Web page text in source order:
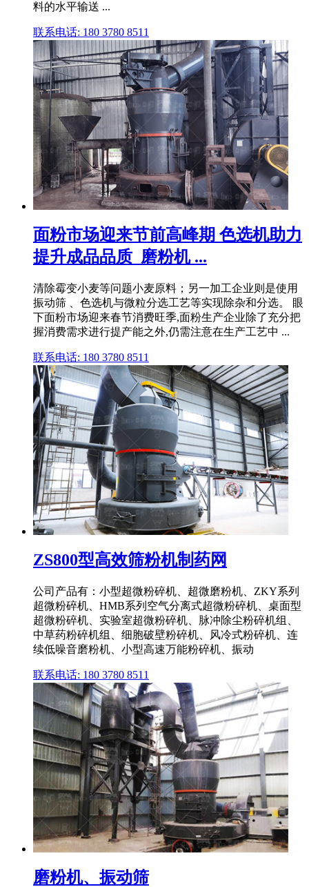
料的水平输送 ...
联系电话: 180 3780 8511
面粉市场迎来节前高峰期 色选机助力
提升成品品质_磨粉机 ...
清除霉变小麦等问题小麦原料；另一加工企业则是使用
振动筛 、色选机与微粒分选工艺等实现除杂和分选。 眼
下面粉市场迎来春节消费旺季,面粉生产企业除了充分把
握消费需求进行提产能之外,仍需注意在生产工艺中 ...
联系电话: 180 3780 8511
ZS800型高效筛粉机制药网
公司产品有：小型超微粉碎机、超微磨粉机、ZKY系列
超微粉碎机、HMB系列空气分离式超微粉碎机、桌面型
超微粉碎机、实验室超微粉碎机、脉冲除尘粉碎机组、
中草药粉碎机组、细胞破壁粉碎机、风冷式粉碎机、连
续低噪音磨粉机、小型高速万能粉碎机、振动
联系电话: 180 3780 8511
磨粉机、振动筛